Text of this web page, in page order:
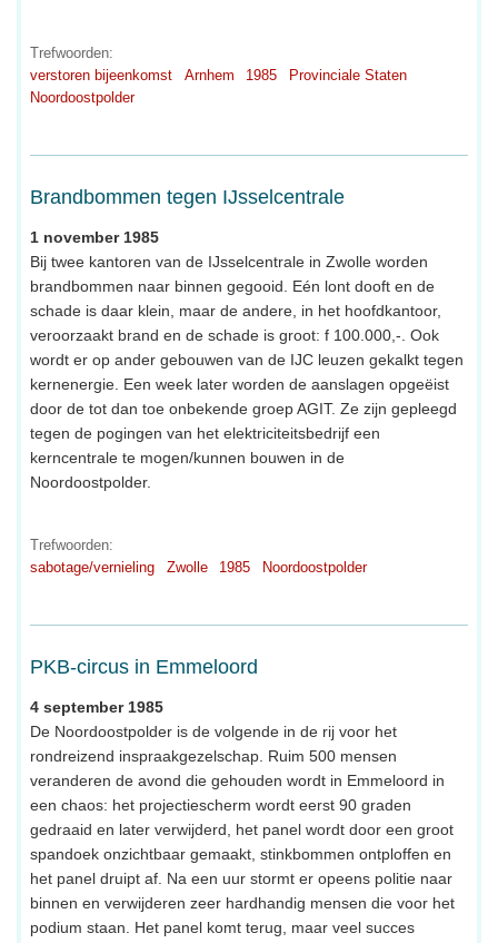
Trefwoorden:
verstoren bijeenkomst
Arnhem 1985
Provinciale Staten
Noordoostpolder
Brandbommen tegen IJsselcentrale
1 november 1985
Bij twee kantoren van de IJsselcentrale in Zwolle worden
brandbommen naar binnen gegooid. Eén lont dooft en de
schade is daar klein, maar de andere, in het hoofdkantoor,
veroorzaakt brand en de schade is groot: f 100.000,-. Ook
wordt er op ander gebouwen van de IJC leuzen gekalkt tegen
kernenergie. Een week later worden de aanslagen opgeëist
door de tot dan toe onbekende groep AGIT. Ze zijn gepleegd
tegen de pogingen van het elektriciteitsbedrijf een
kerncentrale te mogen/kunnen bouwen in de
Noordoostpolder.
Trefwoorden:
sabotage/vernieling
Zwolle 1985 Noordoostpolder
PKB-circus in Emmeloord
4 september 1985
De Noordoostpolder is de volgende in de rij voor het
rondreizend inspraakgezelschap. Ruim 500 mensen
veranderen de avond die gehouden wordt in Emmeloord in
een chaos: het projectiescherm wordt eerst 90 graden
gedraaid en later verwijderd, het panel wordt door een groot
spandoek onzichtbaar gemaakt, stinkbommen ontploffen en
het panel druipt af. Na een uur stormt er opeens politie naar
binnen en verwijderen zeer hardhandig mensen die voor het
podium staan. Het panel komt terug, maar veel succes